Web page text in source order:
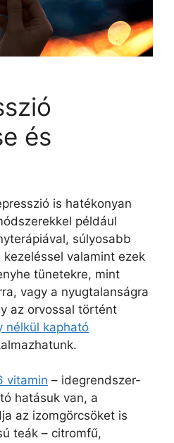
és
is hatékonyan
például
súlyosabb
valamint ezek
tünetekre, mint
vagy a nyugtalanságra
az orvossal történt
nélkül kapható
vitamin – idegrendszer-
hatásuk van, a
az izomgörcsöket is
teák – citromfű,